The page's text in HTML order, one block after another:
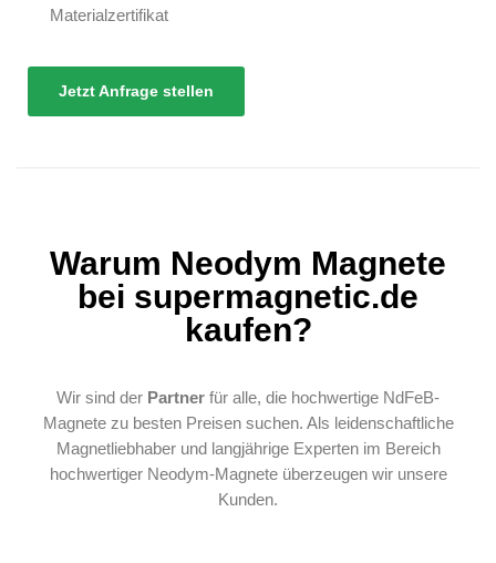
Materialzertifikat
Jetzt Anfrage stellen
Warum Neodym Magnete
bei supermagnetic.de
kaufen?
Wir sind der Partner für alle, die hochwertige NdFeB-
Magnete zu besten Preisen suchen. Als leidenschaftliche
Magnetliebhaber und langjährige Experten im Bereich
hochwertiger Neodym-Magnete überzeugen wir unsere
Kunden.